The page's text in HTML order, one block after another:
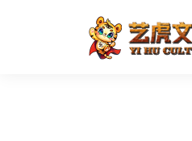
如何才能